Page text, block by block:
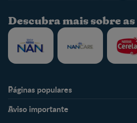
Descubra mais sobre
Páginas populares
Sobre Nós
Aviso importante